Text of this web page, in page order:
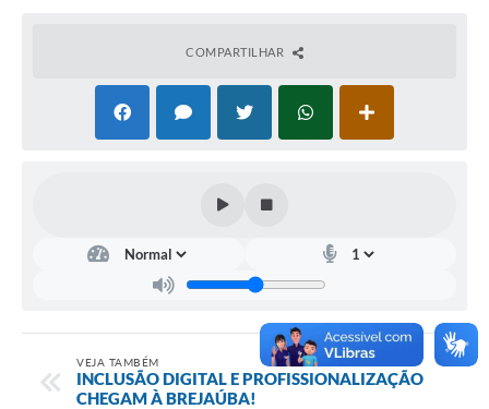
Arquivos para Download
Links
Serviços Online
COMPARTILHAR
VEJA TAMBÉM
INCLUSÃO DIGITAL E PROFISSIONALIZAÇÃO
CHEGAM À BREJAÚBA!